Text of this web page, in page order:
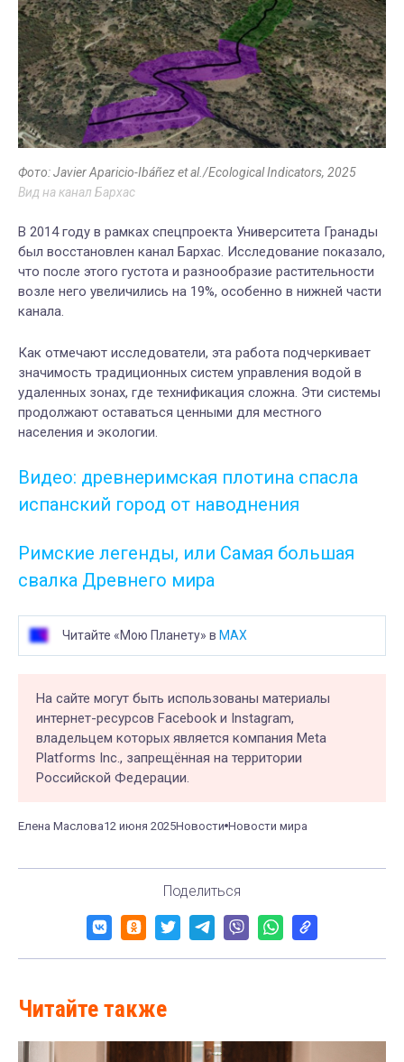
Фото: Javier Aparicio-Ibáñez et al./Ecological Indicators, 2025
Вид на канал Бархас
В 2014 году в рамках спецпроекта Университета Гранады
был восстановлен канал Бархас. Исследование показало,
что после этого густота и разнообразие растительности
возле него увеличились на 19%, особенно в нижней части
канала.
Как отмечают исследователи, эта работа подчеркивает
значимость традиционных систем управления водой в
удаленных зонах, где технификация сложна. Эти системы
продолжают оставаться ценными для местного
населения и экологии.
Видео: древнеримская плотина спасла
испанский город от наводнения
Римские легенды, или Самая большая
свалка Древнего мира
Читайте «Мою Планету» в MAX
На сайте могут быть использованы материалы
интернет-ресурсов Facebook и Instagram,
владельцем которых является компания Meta
Platforms Inc., запрещённая на территории
Российской Федерации.
Елена Маслова12 июня 2025Новости Новости мира
Поделиться
Читайте также